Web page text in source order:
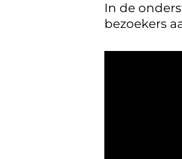
In de
bezoekers